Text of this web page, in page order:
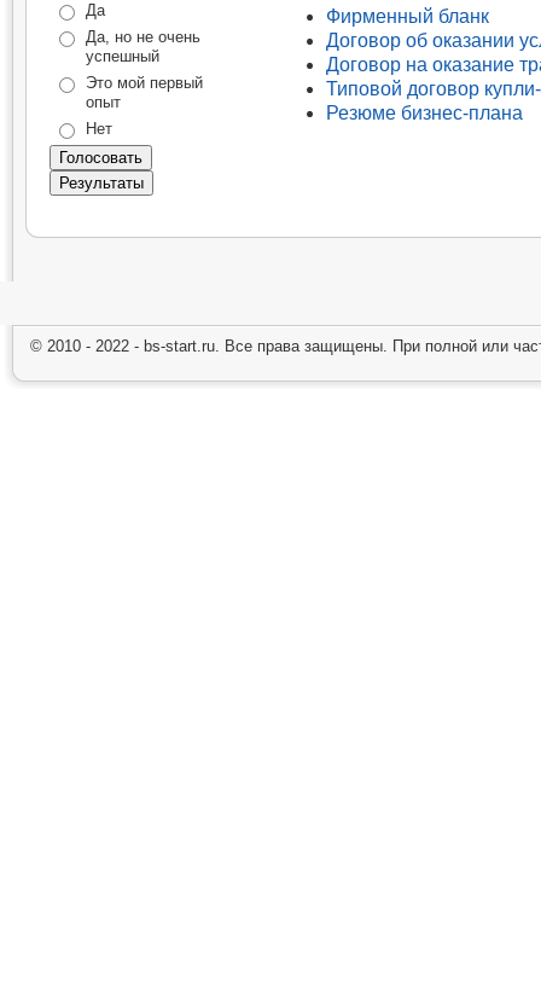
Да
Да, но не очень
успешный
Это мой первый
опыт
Нет
Фирменный бланк
Договор об оказании
Договор на оказание
Типовой договор
Резюме бизнес-плана
© 2010 - 2022 - bs-start.ru. Все права защищены. При полной или